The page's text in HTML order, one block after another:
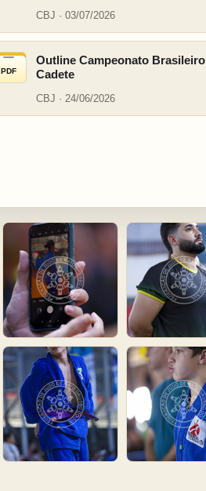
CBJ · 03/07/2026
PDF
Outline Campeonato Brasileiro
Cadete
CBJ · 24/06/2026